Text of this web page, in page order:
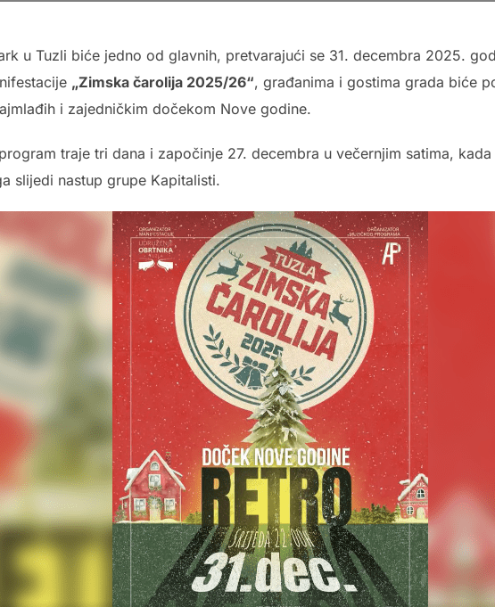
u Tuzli biće jedno od glavnih, pretvarajući se 31. decembra 2025.
„Zimska čarolija 2025/26“, građanima i gostima grada biće
i zajedničkim dočekom Nove godine.
traje tri dana i započinje 27. decembra u večernjim satima,
slijedi nastup grupe Kapitalisti.